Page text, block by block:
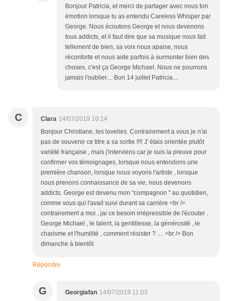
Bonjour Patricia, et merci de partager avec nous ton
émotion lorsque tu as entendu Careless Whisper par
George. Nous écoutons George et nous devenons
tous addicts, et il faut dire que sa musique nous fait
tellement de bien, sa voix nous apaise, nous
réconforte et nous aide parfois à surmonter bien des
choses, c'est ça George Michael. Nous ne pourrons
jamais l'oublier.... Bon 14 juillet Patricia....
C Clara 14/07/2019 10:14
Bonjour Christiane, les lovelies. Contrairement a vous je n'ai
pas de souvenir ce titre a sa sortie !!!! J' étais orientée plutôt
variété française , mais j'interviens car je suis la preuve pour
confirmer vos témoignages, lorsque nous entendons une
première chanson, lorsque nous voyons l'artiste , lorsque
nous prenons connaissance de sa vie, nous devenons
addicts. George est devenu mon "compagnon " au quotidien,
comme vous qui l'avait suivi durant sa carrière <br />
contrairement a moi , jai ce besoin irrépressible de l'écouter .
George Michael , le talent, la gentillesse, la générosité , le
charisme et l'humilité , comment résister ? .... <br /> Bon
dimanche à bientôt
Répondre
G Georgiafan 14/07/2019 11:03